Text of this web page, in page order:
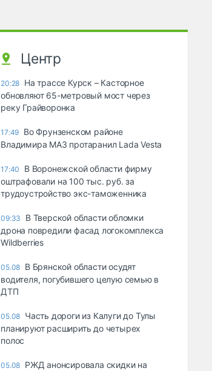
Центр
20:28 На трассе Курск – Касторное
обновляют 65-метровый мост через
реку Грайворонка
17:49 Во Фрунзенском районе
Владимира МАЗ протаранил Lada Vesta
17:40
В Воронежской области фирму
оштрафовали на 100 тыс. руб. за
трудоустройство экс-таможенника
09:33
В Тверской области обломки
дрона повредили фасад логокомплекса
Wildberries
05.08 В Брянской области осудят
водителя, погубившего целую семью в
ДТП
05.08 Часть дороги из Калуги до Тулы
планируют расширить до четырех
полос
05.08 РЖД анонсировала скидки на